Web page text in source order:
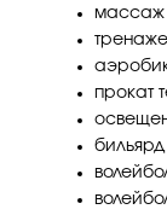
массаж
прокат
бильярд